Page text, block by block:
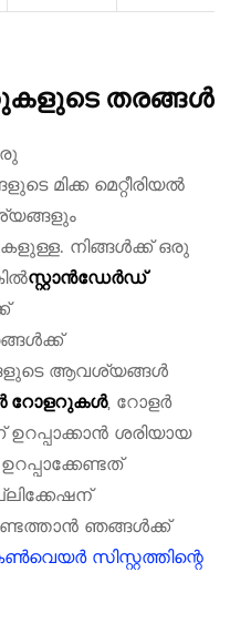
തരങ്ങൾ
മിക്ക മെറ്റീരിയൽ
നിങ്ങൾക്ക് ഒരു
സ്റ്റാൻഡേർഡ്
ആവശ്യങ്ങൾ
റോളറുകൾ, റോളർ
ശരിയായ
ഞങ്ങൾക്ക്
സിസ്റ്റത്തിന്റെ